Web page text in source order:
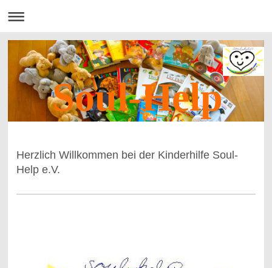
Soul-Help
Herzlich Willkommen bei der Kinderhilfe Soul-
Help e.V.